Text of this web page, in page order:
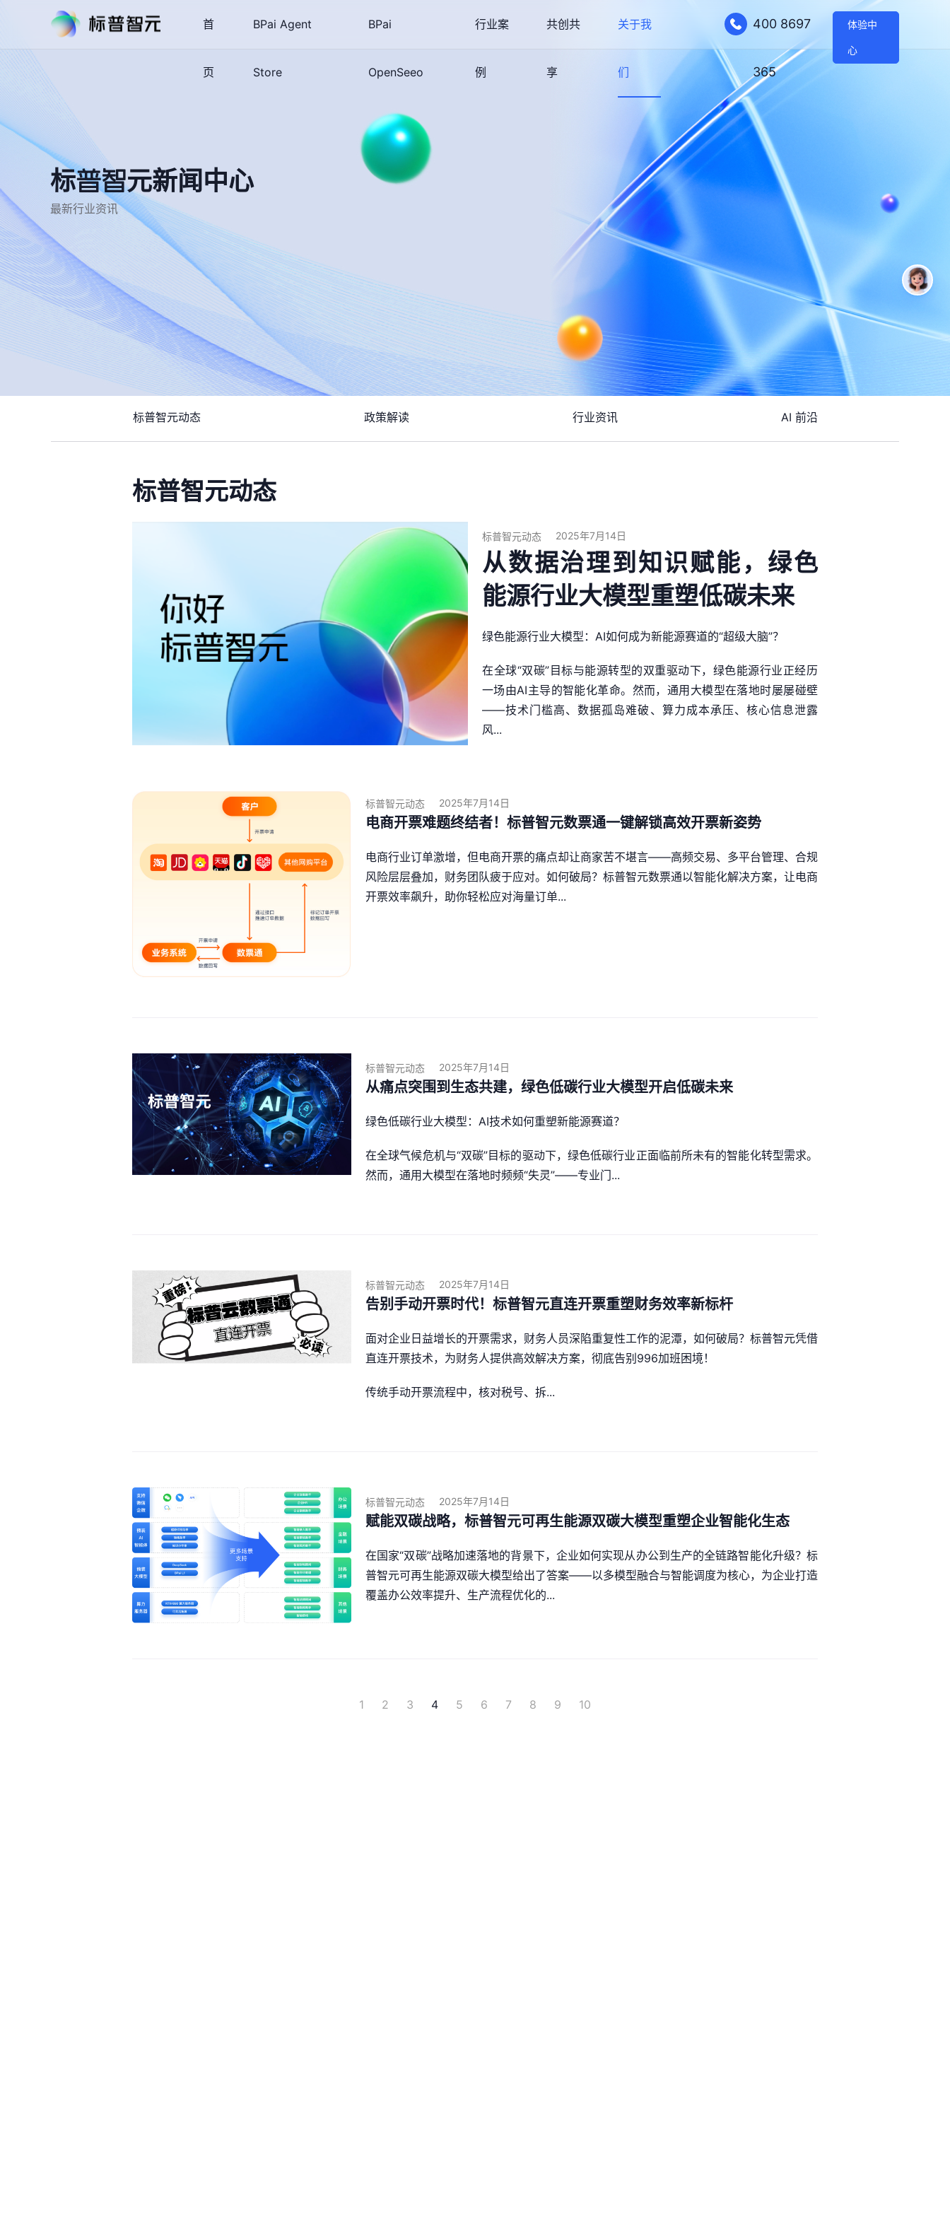
首
页
BPai Agent
Store
BPai
OpenSeeo
行业案
例
共创共
享
关于我
们
400 8697
365
体验中
心
标普智元新闻中心
最新行业资讯
标普智元动态 政策解读 行业资讯 AI 前沿
标普智元动态
标普智元动态 2025年7月14日
从数据治理到知识赋能，绿色
能源行业大模型重塑低碳未来
绿色能源行业大模型：AI如何成为新能源赛道的“超级大脑”？
在全球“双碳”目标与能源转型的双重驱动下，绿色能源行业正经历
一场由AI主导的智能化革命。然而，通用大模型在落地时屡屡碰壁
——技术门槛高、数据孤岛难破、算力成本承压、核心信息泄露
风...
标普智元动态 2025年7月14日
电商开票难题终结者！标普智元数票通一键解锁高效开票新姿势
电商行业订单激增，但电商开票的痛点却让商家苦不堪言——高频交易、多平台管理、合规
风险层层叠加，财务团队疲于应对。如何破局？标普智元数票通以智能化解决方案，让电商
开票效率飙升，助你轻松应对海量订单...
标普智元动态 2025年7月14日
从痛点突围到生态共建，绿色低碳行业大模型开启低碳未来
绿色低碳行业大模型：AI技术如何重塑新能源赛道？
在全球气候危机与“双碳”目标的驱动下，绿色低碳行业正面临前所未有的智能化转型需求。
然而，通用大模型在落地时频频“失灵”——专业门...
标普智元动态 2025年7月14日
告别手动开票时代！标普智元直连开票重塑财务效率新标杆
面对企业日益增长的开票需求，财务人员深陷重复性工作的泥潭，如何破局？标普智元凭借
直连开票技术，为财务人提供高效解决方案，彻底告别996加班困境！
传统手动开票流程中，核对税号、拆...
标普智元动态 2025年7月14日
赋能双碳战略，标普智元可再生能源双碳大模型重塑企业智能化生态
在国家“双碳”战略加速落地的背景下，企业如何实现从办公到生产的全链路智能化升级？标
普智元可再生能源双碳大模型给出了答案——以多模型融合与智能调度为核心，为企业打造
覆盖办公效率提升、生产流程优化的...
1 2 3 4 5 6 7 8 9 10